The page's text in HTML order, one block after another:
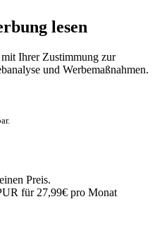
lesen
Ihrer Zustimmung zur
und Werbemaßnahmen.
Preis.
für 27,99€ pro Monat